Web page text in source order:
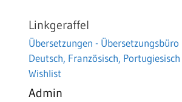
Linkgeraffel
Übersetzungen - Übersetzungsbüro
Deutsch, Französisch,
Wishlist
Admin